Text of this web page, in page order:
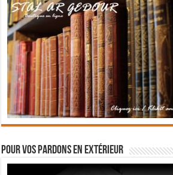
Pour vos pardons en extérieur